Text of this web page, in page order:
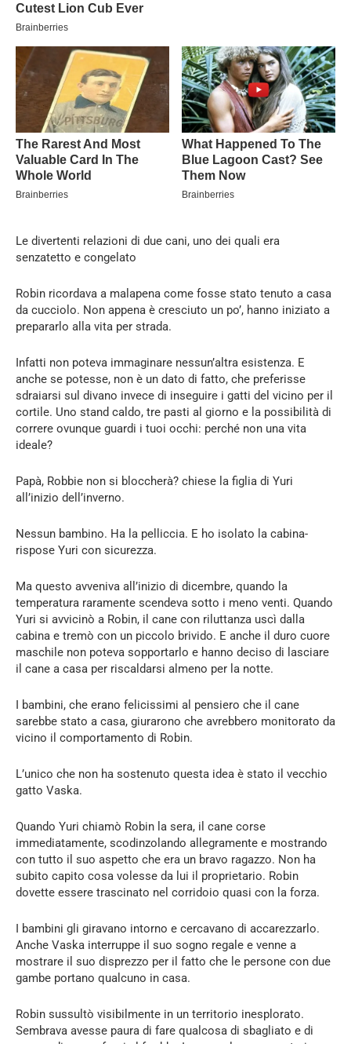
Le divertenti relazioni di due cani, uno dei quali era
senzatetto e congelato
Robin ricordava a malapena come fosse stato tenuto a casa
da cucciolo. Non appena è cresciuto un po’, hanno iniziato a
prepararlo alla vita per strada.
Infatti non poteva immaginare nessun’altra esistenza. E
anche se potesse, non è un dato di fatto, che preferisse
sdraiarsi sul divano invece di inseguire i gatti del vicino per il
cortile. Uno stand caldo, tre pasti al giorno e la possibilità di
correre ovunque guardi i tuoi occhi: perché non una vita
ideale?
Papà, Robbie non si bloccherà? chiese la figlia di Yuri
all’inizio dell’inverno.
Nessun bambino. Ha la pelliccia. E ho isolato la cabina-
rispose Yuri con sicurezza.
Ma questo avveniva all’inizio di dicembre, quando la
temperatura raramente scendeva sotto i meno venti. Quando
Yuri si avvicinò a Robin, il cane con riluttanza uscì dalla
cabina e tremò con un piccolo brivido. E anche il duro cuore
maschile non poteva sopportarlo e hanno deciso di lasciare
il cane a casa per riscaldarsi almeno per la notte.
I bambini, che erano felicissimi al pensiero che il cane
sarebbe stato a casa, giurarono che avrebbero monitorato da
vicino il comportamento di Robin.
L’unico che non ha sostenuto questa idea è stato il vecchio
gatto Vaska.
Quando Yuri chiamò Robin la sera, il cane corse
immediatamente, scodinzolando allegramente e mostrando
con tutto il suo aspetto che era un bravo ragazzo. Non ha
subito capito cosa volesse da lui il proprietario. Robin
dovette essere trascinato nel corridoio quasi con la forza.
I bambini gli giravano intorno e cercavano di accarezzarlo.
Anche Vaska interruppe il suo sogno regale e venne a
mostrare il suo disprezzo per il fatto che le persone con due
gambe portano qualcuno in casa.
Robin sussultò visibilmente in un territorio inesplorato.
Sembrava avesse paura di fare qualcosa di sbagliato e di